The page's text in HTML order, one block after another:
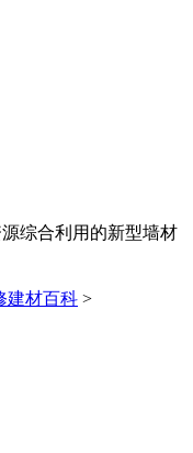
综合利用的新型墙材
建材百科 >